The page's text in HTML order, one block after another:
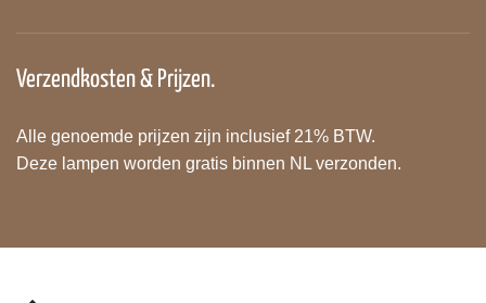
Verzendkosten & Prijzen.
Alle genoemde prijzen zijn inclusief 21% BTW.
Deze lampen worden gratis binnen NL verzonden.